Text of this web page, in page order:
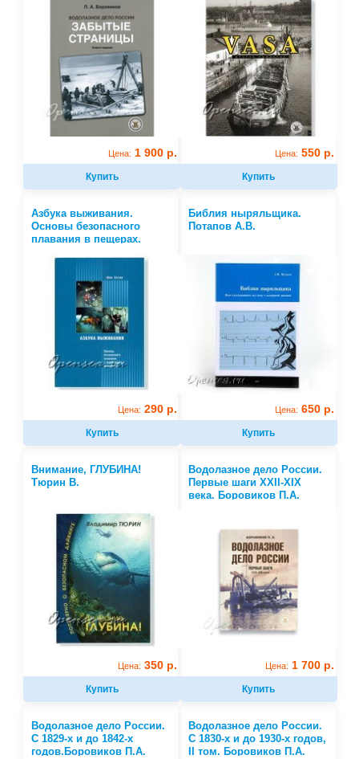
Цена: 1 900 р.
Купить
Цена: 550 р.
Купить
Азбука выживания.
Основы безопасного
плавания в пещерах.
Цена: 290 р.
Купить
Библия ныряльщика.
Потапов А.В.
Цена: 650 р.
Купить
Внимание, ГЛУБИНА!
Тюрин В.
Цена: 350 р.
Купить
Водолазное дело России.
Первые шаги XXII-XIX
века. Боровиков П.А.
Цена: 1 700 р.
Купить
Водолазное дело России.
С 1829-х и до 1842-х
годов.Боровиков П.А.
Водолазное дело России.
С 1830-х и до 1930-х годов,
II том. Боровиков П.А.